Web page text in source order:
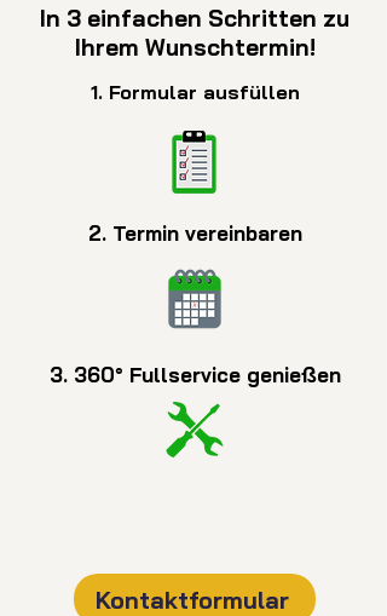
In 3 einfachen Schritten zu
Ihrem Wunschtermin!
1. Formular ausfüllen
2. Termin vereinbaren
3. 360° Fullservice genießen
Kontaktformular